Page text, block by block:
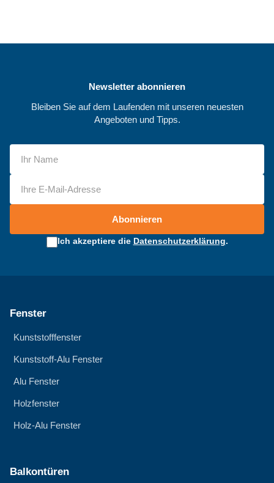
Newsletter abonnieren
Bleiben Sie auf dem Laufenden mit unseren neuesten
Angeboten und Tipps.
Abonnieren
Ich akzeptiere die Datenschutzerklärung.
Fenster
Kunststofffenster
Kunststoff-Alu Fenster
Alu Fenster
Holzfenster
Holz-Alu Fenster
Balkontüren